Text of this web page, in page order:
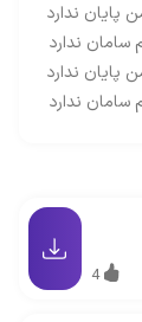
پایان ندارد
سامان ندارد
پایان ندارد
سامان ندارد
4